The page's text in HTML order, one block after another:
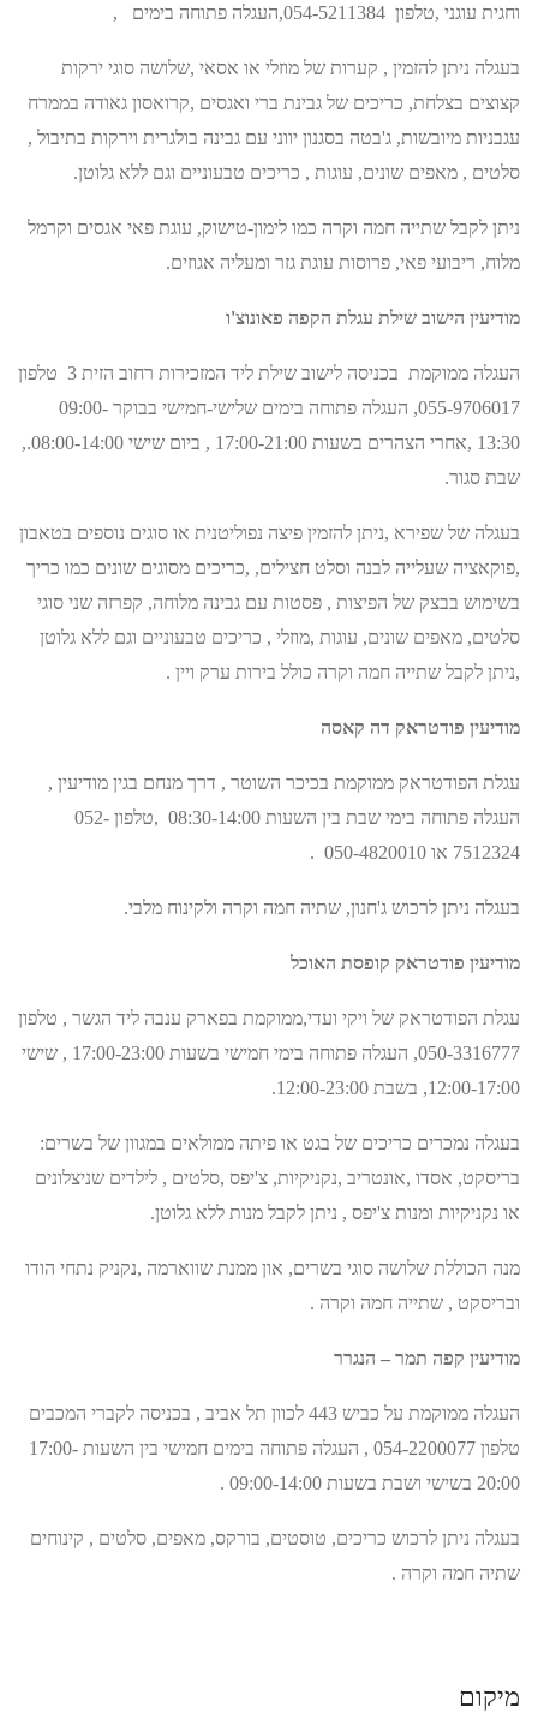
וחגית עוגני ,טלפון 054-5211384,העגלה פתוחה בימים ,
בעגלה ניתן להזמין , קערות של מוזלי או אסאי ,שלושה סוגי ירקות
קצוצים בצלחת, כריכים של גבינת ברי ואגסים ,קרואסון גאודה בממרח
עגבניות מיובשות, ג'בטה בסגנון יווני עם גבינה בולגרית וירקות בתיבול ,
סלטים , מאפים שונים, עוגות , כריכים טבעוניים וגם ללא גלוטן.
ניתן לקבל שתייה חמה וקרה כמו לימון-טישוק, עוגת פאי אגסים וקרמל
מלוח, ריבועי פאי, פרוסות עוגת גזר ומעליה אגוזים.
מודיעין הישוב שילת עגלת הקפה פאונוצ'ו
העגלה ממוקמת בכניסה לישוב שילת ליד המזכירות רחוב הזית 3 טלפון
055-9706017, העגלה פתוחה בימים שלישי-חמישי בבוקר 09:00-
13:30 ,אחרי הצהרים בשעות 17:00-21:00 , ביום שישי 08:00-14:00.,
שבת סגור.
בעגלה של שפירא ,ניתן להזמין פיצה נפוליטנית או סוגים נוספים בטאבון
,פוקאציה שעלייה לבנה וסלט חצילים, ,כריכים מסוגים שונים כמו כריך
בשימוש בבצק של הפיצות , פסטות עם גבינה מלוחה, קפרזה שני סוגי
סלטים, מאפים שונים, עוגות ,מוזלי , כריכים טבעוניים וגם ללא גלוטן
,ניתן לקבל שתייה חמה וקרה כולל בירות ערק ויין .
מודיעין פודטראק דה קאסה
עגלת הפודטראק ממוקמת בכיכר השוטר , דרך מנחם בגין מודיעין ,
העגלה פתוחה בימי שבת בין השעות 08:30-14:00 ,טלפון 052-
7512324 או 050-4820010 .
בעגלה ניתן לרכוש ג'חנון, שתיה חמה וקרה ולקינוח מלבי.
מודיעין פודטראק קופסת האוכל
עגלת הפודטראק של ויקי ועדי,ממוקמת בפארק ענבה ליד הגשר , טלפון
050-3316777, העגלה פתוחה בימי חמישי בשעות 17:00-23:00 , שישי
12:00-17:00, בשבת 12:00-23:00.
בעגלה נמכרים כריכים של בגט או פיתה ממולאים במגוון של בשרים:
בריסקט, אסדו ,אונטריב ,נקניקיות, צ'יפס ,סלטים , לילדים שניצלונים
או נקניקיות ומנות צ'יפס , ניתן לקבל מנות ללא גלוטן.
מנה הכוללת שלושה סוגי בשרים, און ממנת שווארמה ,נקניק נתחי הודו
ובריסקט , שתייה חמה וקרה .
מודיעין קפה תמר – הנגרר
העגלה ממוקמת על כביש 443 לכוון תל אביב , בכניסה לקברי המכבים
טלפון 054-2200077 , העגלה פתוחה בימים חמישי בין השעות 17:00-
20:00 בשישי ושבת בשעות 09:00-14:00 .
בעגלה ניתן לרכוש כריכים, טוסטים, בורקס, מאפים, סלטים , קינוחים
שתיה חמה וקרה .
מיקום